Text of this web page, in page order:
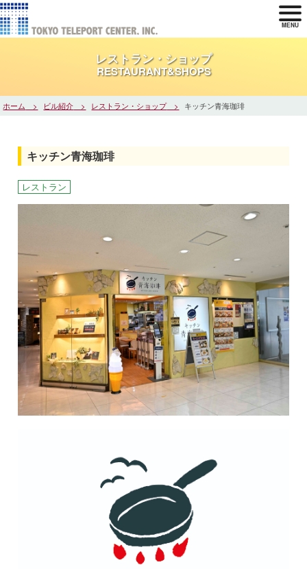
MENU
レストラン・ショップ
RESTAURANT&SHOPS
ホーム ビル紹介 レストラン・ショップ キッチン青海珈琲
キッチン青海珈琲
レストラン